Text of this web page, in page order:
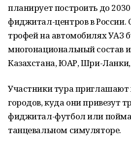
планирует построить до
фиджитал-центров в России.
трофей на автомобилях УАЗ
многонациональный состав
Казахстана, ЮАР, Шри-
Участники тура приглашают
городов, куда они привезут
фиджитал-футбол или
танцевальном симуляторе.